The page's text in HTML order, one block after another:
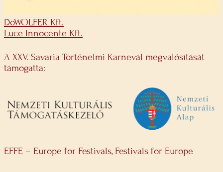
DöWOLFER Kft.
Luce Innocente Kft.
A XXV. Savaria Történelmi Karnevál megvalósítását
támogatta:
EFFE – Europe for Festivals, Festivals for Europe